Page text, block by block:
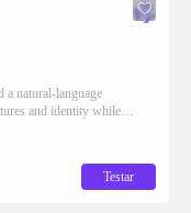
a natural-language
and identity while
Testar